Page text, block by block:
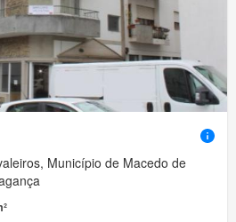
Município de Macedo de